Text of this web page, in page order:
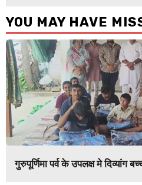
YOU MAY HAVE
गुरुपूर्णिमा पर्व के उपलक्ष मे दिव्यांग